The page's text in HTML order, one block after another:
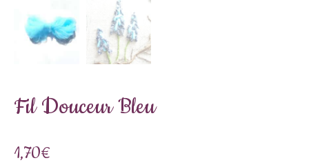
Fil Douceur Bleu
1,70€